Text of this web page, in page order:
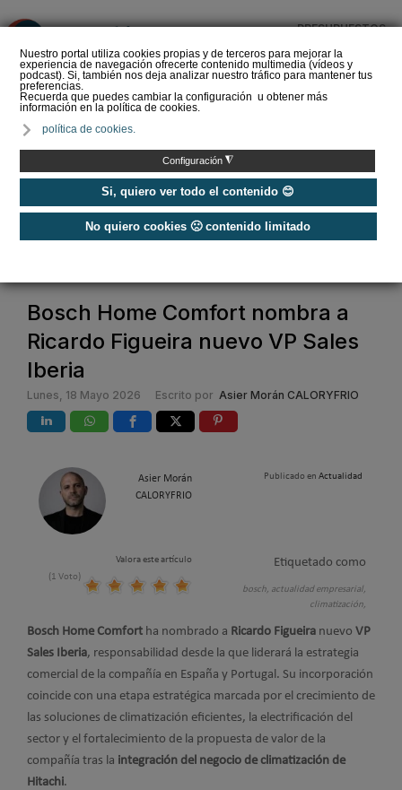
Nuestro portal utiliza cookies propias y de terceros para mejorar la
experiencia de navegación ofrecerte contenido multimedia (vídeos y
podcast). Si, también nos deja analizar nuestro tráfico para mantener tus
preferencias.
Recuerda que puedes cambiar la configuración u obtener más
información en la política de cookies.
política de cookies.
Configuración ◮
Si, quiero ver todo el contenido 😊
No quiero cookies 🙁 contenido limitado
PRESUPUESTOS
del Amperio (Episodio 3)
Noticias / Actualidad
/
Bosch Home Comfort nombra a
Ricardo Figueira nuevo VP Sales
Iberia
Lunes, 18 Mayo 2026 Escrito por Asier Morán CALORYFRIO
Asier Morán
CALORYFRIO
Publicado en Actualidad
Valora este artículo
(1 Voto)
Etiquetado como
bosch, actualidad empresarial,
climatización,
Bosch Home Comfort ha nombrado a Ricardo Figueira nuevo VP
Sales Iberia, responsabilidad desde la que liderará la estrategia
comercial de la compañía en España y Portugal. Su incorporación
coincide con una etapa estratégica marcada por el crecimiento de
las soluciones de climatización eficientes, la electrificación del
sector y el fortalecimiento de la propuesta de valor de la
compañía tras la integración del negocio de climatización de
Hitachi.